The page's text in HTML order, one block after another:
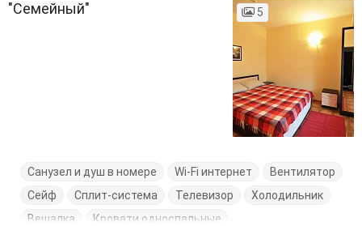
"Семейный" 5
Санузел и душ в номере Wi-Fi интернет
Вентилятор
Сейф
Сплит-система Телевизор
Холодильник
Вешалка
Кровати односпальные